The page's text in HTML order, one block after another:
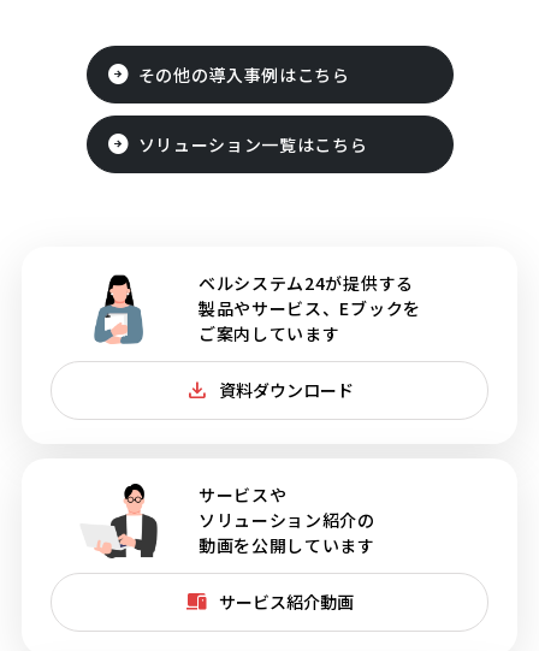
その他の導入事例はこちら
ソリューション一覧はこちら
ベルシステム24が提供する
製品やサービス、Eブックを
ご案内しています
資料ダウンロード
サービスや
ソリューション紹介の
動画を公開しています
サービス紹介動画